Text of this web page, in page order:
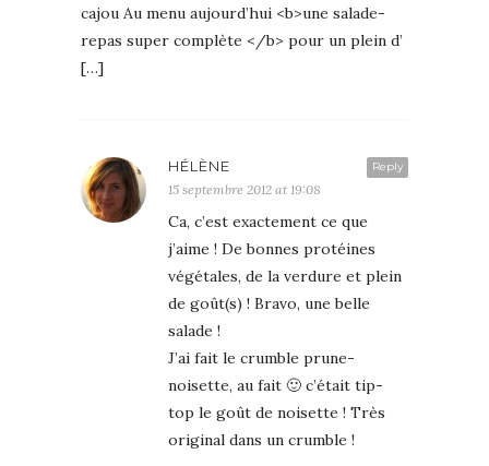
cajou Au menu aujourd’hui <b>une salade-
repas super complète </b> pour un plein d’
[…]
Reply
HÉLÈNE
15 septembre 2012 at 19:08
Ca, c’est exactement ce que
j’aime ! De bonnes protéines
végétales, de la verdure et plein
de goût(s) ! Bravo, une belle
salade !
J’ai fait le crumble prune-
noisette, au fait 🙂 c’était tip-
top le goût de noisette ! Très
original dans un crumble !